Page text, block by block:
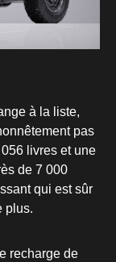
à la liste,
pas
livres et une
de 7 000
qui est sûr
plus.
recharge de